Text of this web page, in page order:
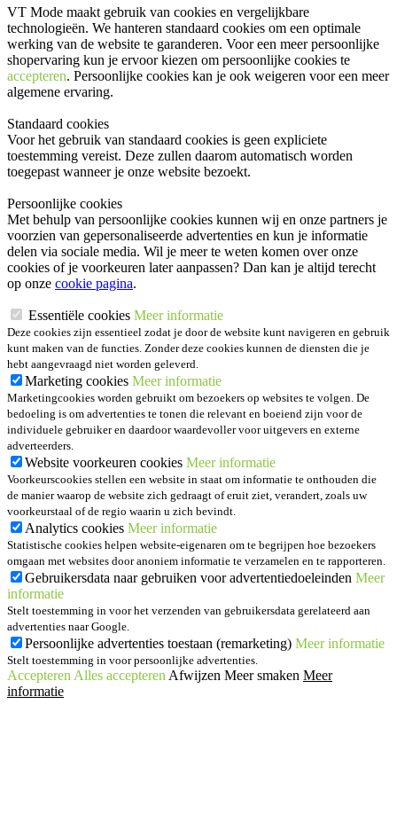
VT Mode maakt gebruik van cookies en vergelijkbare
technologieën. We hanteren standaard cookies om een optimale
werking van de website te garanderen. Voor een meer persoonlijke
shopervaring kun je ervoor kiezen om persoonlijke cookies te
accepteren. Persoonlijke cookies kan je ook weigeren voor een meer
algemene ervaring.
Standaard cookies
Voor het gebruik van standaard cookies is geen expliciete
toestemming vereist. Deze zullen daarom automatisch worden
toegepast wanneer je onze website bezoekt.
Persoonlijke cookies
Met behulp van persoonlijke cookies kunnen wij en onze partners je
voorzien van gepersonaliseerde advertenties en kun je informatie
delen via sociale media. Wil je meer te weten komen over onze
cookies of je voorkeuren later aanpassen? Dan kan je altijd terecht
op onze cookie pagina.
Essentiële cookies Meer informatie
Deze cookies zijn essentieel zodat je door de website kunt navigeren en gebruik
kunt maken van de functies. Zonder deze cookies kunnen de diensten die je
hebt aangevraagd niet worden geleverd.
Marketing cookies Meer informatie
Marketingcookies worden gebruikt om bezoekers op websites te volgen. De
bedoeling is om advertenties te tonen die relevant en boeiend zijn voor de
individuele gebruiker en daardoor waardevoller voor uitgevers en externe
adverteerders.
Website voorkeuren cookies Meer informatie
Voorkeurscookies stellen een website in staat om informatie te onthouden die
de manier waarop de website zich gedraagt of eruit ziet, verandert, zoals uw
voorkeurstaal of de regio waarin u zich bevindt.
Analytics cookies Meer informatie
Statistische cookies helpen website-eigenaren om te begrijpen hoe bezoekers
omgaan met websites door anoniem informatie te verzamelen en te rapporteren.
Gebruikersdata naar gebruiken voor advertentiedoeleinden Meer
informatie
Stelt toestemming in voor het verzenden van gebruikersdata gerelateerd aan
advertenties naar Google.
Persoonlijke advertenties toestaan (remarketing) Meer informatie
Stelt toestemming in voor persoonlijke advertenties.
Accepteren Alles accepteren Afwijzen Meer smaken Meer
informatie